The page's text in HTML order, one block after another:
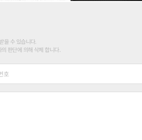
을 수 있습니다.
판단에 의해 삭제 합니다.